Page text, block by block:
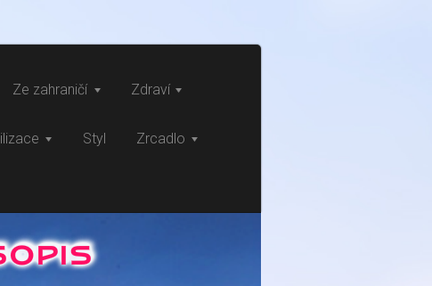
Ze zahraničí Zdraví
Styl Zrcadlo